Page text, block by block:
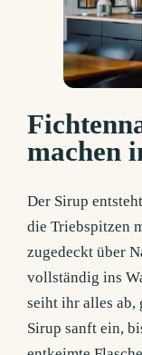
machen
Der Sirup
die Triebspitzen
zugedeckt über
vollständig ins
seiht ihr alles ab,
Sirup sanft ein,